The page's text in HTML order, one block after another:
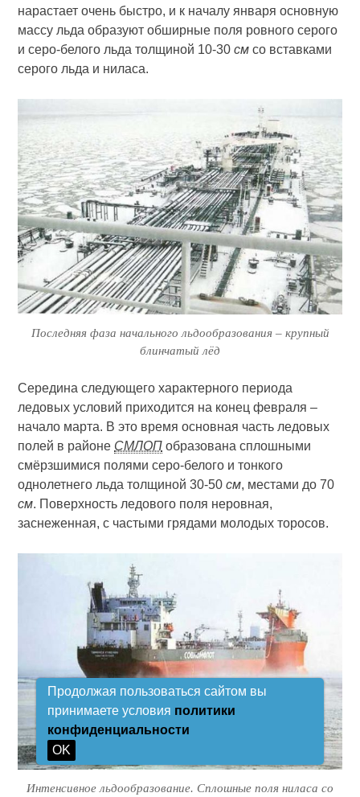
нарастает очень быстро, и к началу января основную
массу льда образуют обширные поля ровного серого
и серо-белого льда толщиной 10-30см со вставками
серого льда и ниласа.
Последняя фаза начального льдообразования – крупный
блинчатый лёд
Середина следующего характерного периода
ледовых условий приходится на конец февраля –
начало марта. В это время основная часть ледовых
полей в районе СМЛОП образована сплошными
смёрзшимися полями серо-белого и тонкого
однолетнего льда толщиной 30-50см, местами до 70
см. Поверхность ледового поля неровная,
заснеженная, с частыми грядами молодых торосов.
Интенсивное льдообразование. Сплошные поля ниласа со
Продолжая пользоваться сайтом вы
принимаете условия политики
конфиденциальности
OK